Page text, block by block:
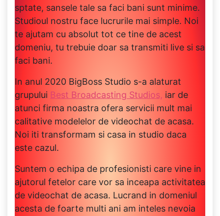
sptate, sansele tale sa faci bani sunt minime.
Studioul nostru face lucrurile mai simple. Noi
te ajutam cu absolut tot ce tine de acest
domeniu, tu trebuie doar sa transmiti live si sa
faci bani.
In anul 2020 BigBoss Studio s-a alaturat
grupului Best Broadcasting Studios, iar de
atunci firma noastra ofera servicii mult mai
calitative modelelor de videochat de acasa.
Noi iti transformam si casa in studio daca
este cazul.
Suntem o echipa de profesionisti care vine in
ajutorul fetelor care vor sa inceapa activitatea
de videochat de acasa. Lucrand in domeniul
acesta de foarte multi ani am inteles nevoia